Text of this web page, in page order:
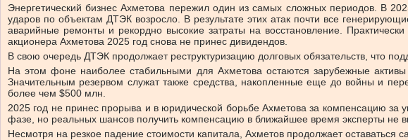
Энергетический бизнес Ахметова пережил один из самых сложных периодов. В
ударов по объектам ДТЭК возросло. В результате этих атак почти все
аварийные ремонты и рекордно высокие затраты на восстановление.
акционера Ахметова 2025 год снова не принес дивидендов.
В свою очередь ДТЭК продолжает реструктуризацию долговых обязательств, что
На этом фоне наиболее стабильными для Ахметова остаются зарубежные
Значительным резервом служат также средства, накопленные еще до войны и
более чем $500 млн.
2025 год не принес прорыва и в юридической борьбе Ахметова за компенсацию за
фазе, но реальных шансов получить компенсацию в ближайшее время эксперты не
Несмотря на резкое падение стоимости капитала, Ахметов продолжает оставаться